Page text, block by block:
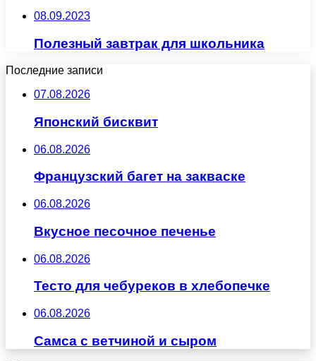
08.09.2023
Полезный завтрак для школьника
Последние записи
07.08.2026
Японский бисквит
06.08.2026
Французский багет на закваске
06.08.2026
Вкусное песочное печенье
06.08.2026
Тесто для чебуреков в хлебопечке
06.08.2026
Самса с ветчиной и сыром